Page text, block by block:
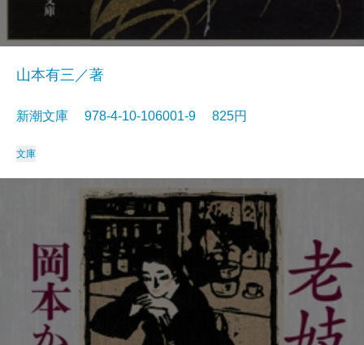
山本有三／著
新潮文庫 978-4-10-106001-9 825円
文庫